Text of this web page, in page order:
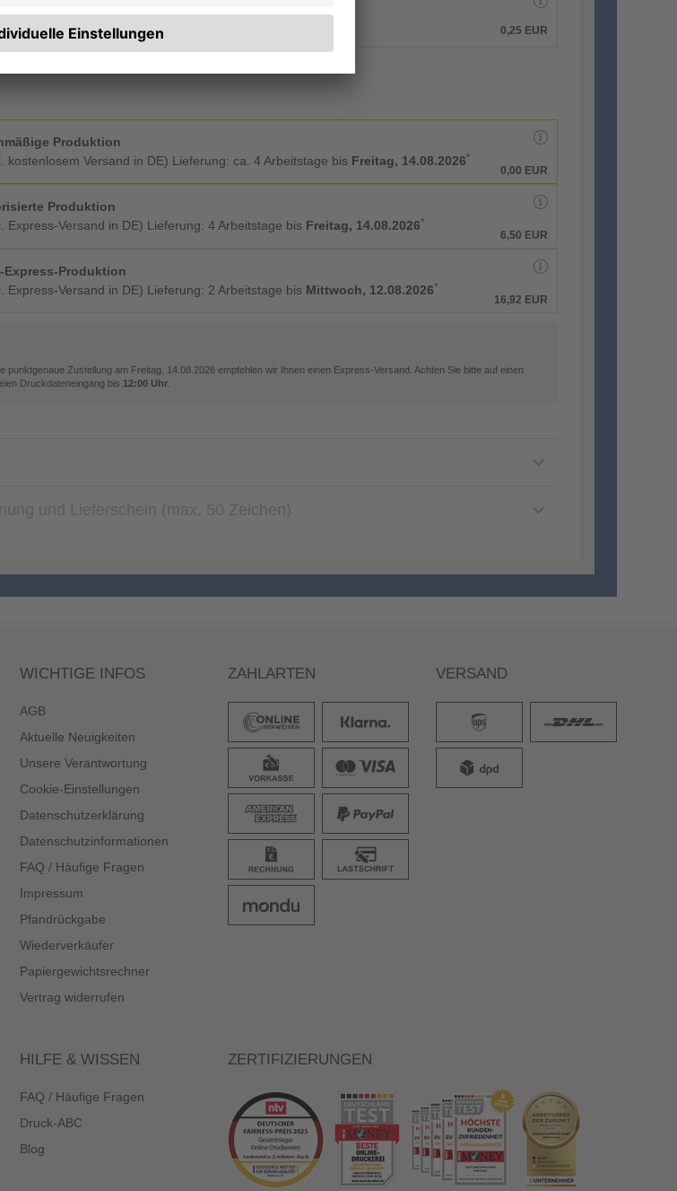
+ hinten (Hart-PVC glasklar)
0,25 EUR
Produktion
kostenlosem Versand in DE) Lieferung: ca. 4 Arbeitstage bis Freitag, 14.08.2026*
0,00 EUR
Produktion
Express-Versand in DE) Lieferung: 4 Arbeitstage bis Freitag, 14.08.2026*
6,50 EUR
Express-Produktion
Express-Versand in DE) Lieferung: 2 Arbeitstage bis Mittwoch, 12.08.2026*
16,92 EUR
punktgenaue Zustellung am Freitag, 14.08.2026 empfehlen wir Ihnen einen Express-Versand. Achten Sie bitte auf einen
Druckdateneingang bis 12:00 Uhr
WICHTIGE INFOS
AGB
Aktuelle Neuigkeiten
Unsere Verantwortung
Cookie-Einstellungen
Datenschutzerklärung
Datenschutzinformationen
FAQ / Häufige Fragen
Impressum
Pfandrückgabe
Wiederverkäufer
Papiergewichtsrechner
Vertrag widerrufen
ZAHLARTEN VERSAND
HILFE & WISSEN
FAQ / Häufige Fragen
Druck-ABC
Blog
ZERTIFIZIERUNGEN